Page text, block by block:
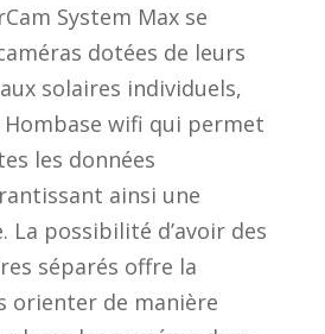
System Max se
dotées de leurs
solaires individuels,
Hombase wifi qui permet
les données
ainsi une
La possibilité d’avoir des
séparés offre la
orienter de manière